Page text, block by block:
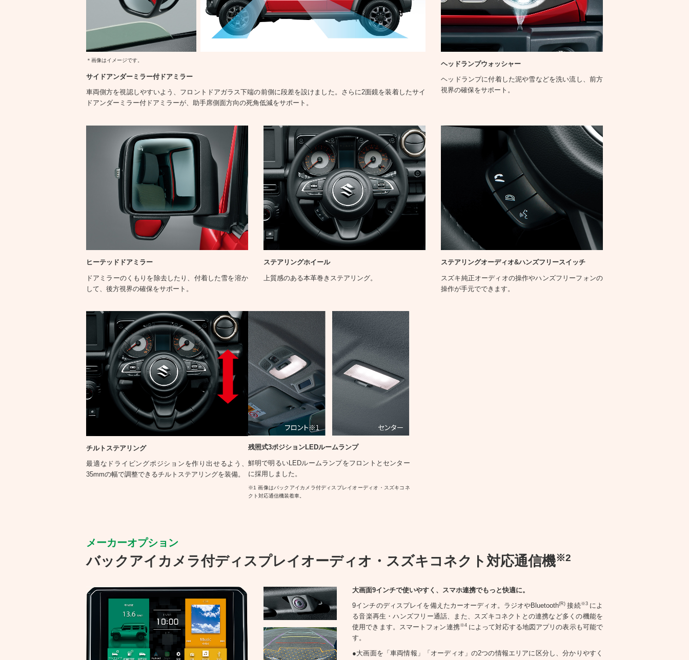
＊画像はイメージです。
サイドアンダーミラー付ドアミラー
車両側方を視認しやすいよう、フロントドアガラス下端の前側に段差を設けました。さらに2面鏡を装着したサイ
ドアンダーミラー付ドアミラーが、助手席側面方向の死角低減をサポート。
ヘッドランプウォッシャー
ヘッドランプに付着した泥や雪などを洗い流し、前方
視界の確保をサポート。
ヒーテッドドアミラー
ドアミラーのくもりを除去したり、付着した雪を溶か
して、後方視界の確保をサポート。
ステアリングホイール
上質感のある本革巻きステアリング。
ステアリングオーディオ&ハンズフリースイッチ
スズキ純正オーディオの操作やハンズフリーフォンの
操作が手元でできます。
チルトステアリング
最適なドライビングポジションを作り出せるよう、
35mmの幅で調整できるチルトステアリングを装備。
残照式3ポジションLEDルームランプ
鮮明で明るいLEDルームランプをフロントとセンター
に採用しました。
※1 画像はバックアイカメラ付ディスプレイオーディオ・スズキコネ
クト対応通信機装着車。
メーカーオプション
バックアイカメラ付ディスプレイオーディオ・スズキコネクト対応通信機※2
大画面9インチで使いやすく、スマホ連携でもっと快適に。
9インチのディスプレイを備えたカーオーディオ。ラジオやBluetooth(R) 接続※3 によ
る音楽再生・ハンズフリー通話、また、スズキコネクトとの連携など多くの機能を
使用できます。スマートフォン連携※4 によって対応する地図アプリの表示も可能で
す。
●大画面を「車両情報」「オーディオ」の2つの情報エリアに区分し、分かりやすく